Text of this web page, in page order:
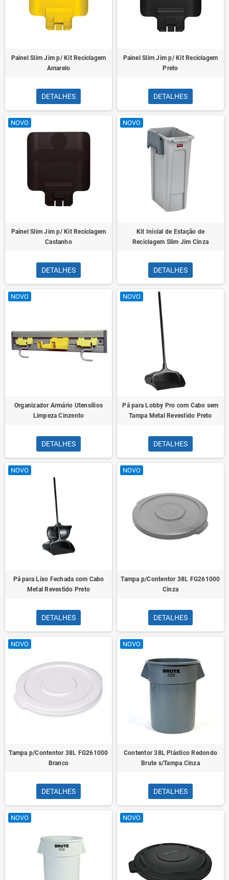
Painel Slim Jim p/ Kit Reciclagem
Amarelo
DETALHES
Painel Slim Jim p/ Kit Reciclagem
Preto
DETALHES
NOVO
Painel Slim Jim p/ Kit Reciclagem
Castanho
DETALHES
NOVO
Kit Inicial de Estação de
Reciclagem Slim Jim Cinza
DETALHES
NOVO
Organizador Armário Utensílios
Limpeza Cinzento
DETALHES
NOVO
Pá para Lobby Pro com Cabo sem
Tampa Metal Revestido Preto
DETALHES
NOVO
Pá para Lixo Fechada com Cabo
Metal Revestido Preto
DETALHES
NOVO
Tampa p/Contentor 38L FG261000
Cinza
DETALHES
NOVO
Tampa p/Contentor 38L FG261000
Branco
DETALHES
NOVO
Contentor 38L Plástico Redondo
Brute s/Tampa Cinza
DETALHES
NOVO NOVO